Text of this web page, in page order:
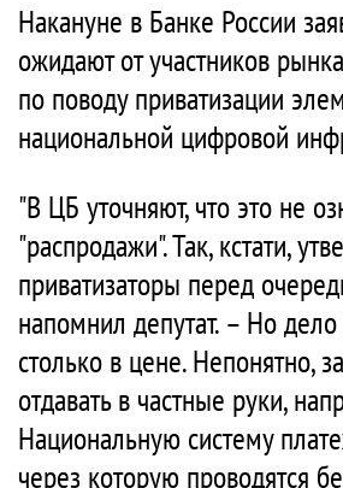
Накануне в Банке России
ожидают от участников
по поводу приватизации
национальной цифровой
"В ЦБ уточняют, что это не
"распродажи". Так, кстати,
приватизаторы перед
напомнил депутат. – Но
столько в цене. Непонятно,
отдавать в частные руки,
Национальную систему
через которую проводятся